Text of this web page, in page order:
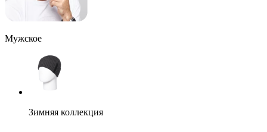
Мужское
Зимняя коллекция